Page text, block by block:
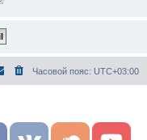
Часовой пояс: UTC+03:00